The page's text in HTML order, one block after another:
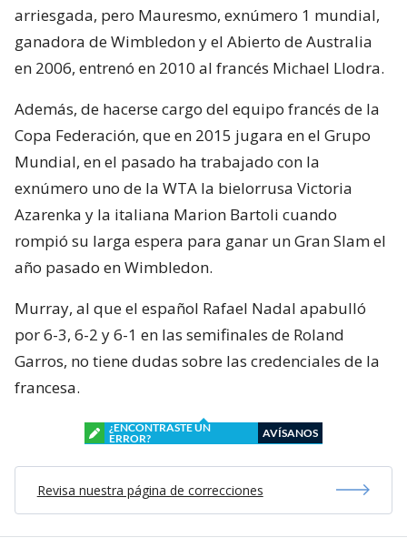
arriesgada, pero Mauresmo, exnúmero 1 mundial,
ganadora de Wimbledon y el Abierto de Australia
en 2006, entrenó en 2010 al francés Michael Llodra.
Además, de hacerse cargo del equipo francés de la
Copa Federación, que en 2015 jugara en el Grupo
Mundial, en el pasado ha trabajado con la
exnúmero uno de la WTA la bielorrusa Victoria
Azarenka y la italiana Marion Bartoli cuando
rompió su larga espera para ganar un Gran Slam el
año pasado en Wimbledon.
Murray, al que el español Rafael Nadal apabulló
por 6-3, 6-2 y 6-1 en las semifinales de Roland
Garros, no tiene dudas sobre las credenciales de la
francesa.
¿ENCONTRASTE UN
ERROR?
AVÍSANOS
Revisa nuestra página de correcciones